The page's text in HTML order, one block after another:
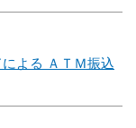
よる ＡＴＭ振込